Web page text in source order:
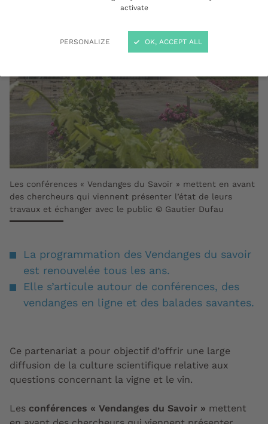
activate
PERSONALIZE OK, ACCEPT ALL
Les conférences « Vendanges du Savoir » mettent en avant
des chercheurs qui viennent présenter l’état de leurs
travaux et échanger avec le public © Gautier Dufau
La programmation des Vendanges du savoir
est renouvelée tous les ans.
Elle s’articule autour de conférences, des
vendanges en ligne et des balades savantes.
Ce partenariat a pour objectif d’offrir une large
diffusion de la culture scientifique relative aux
questions concernant la vigne et le vin.
Les conférences « Vendanges du Savoir » mettent